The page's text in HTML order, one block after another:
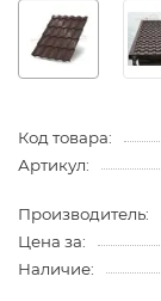
Код товара:
Артикул:
Производитель:
Цена за:
Наличие: